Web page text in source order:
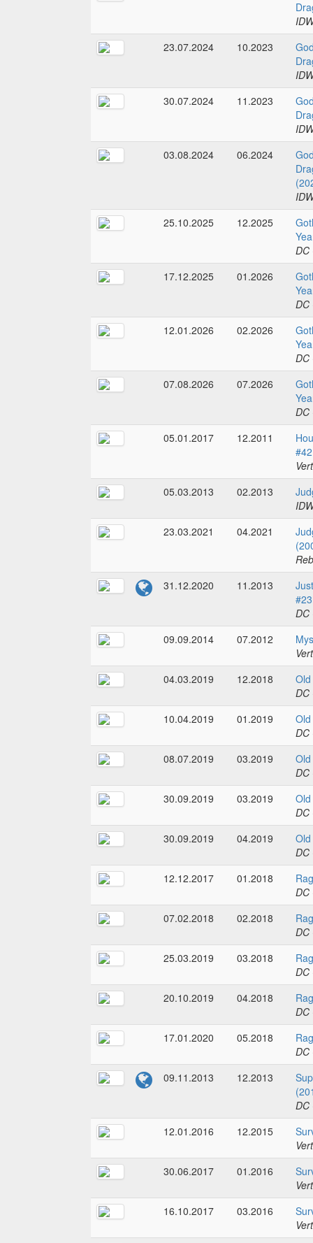
23.07.2024
10.2023
30.07.2024
11.2023
03.08.2024
06.2024
25.10.2025
12.2025
DC
17.12.2025
01.2026
DC
12.01.2026
02.2026
DC
07.08.2026
07.2026
DC
05.01.2017
12.2011
#42
05.03.2013
02.2013
23.03.2021
04.2021
31.12.2020
11.2013
DC
09.09.2014
07.2012
04.03.2019
12.2018
DC
10.04.2019
01.2019
DC
08.07.2019
03.2019
DC
30.09.2019
03.2019
DC
30.09.2019
04.2019
DC
12.12.2017
01.2018
DC
07.02.2018
02.2018
DC
25.03.2019
03.2018
DC
20.10.2019
04.2018
DC
17.01.2020
05.2018
DC
09.11.2013
12.2013
DC
12.01.2016
12.2015
30.06.2017
01.2016
16.10.2017
03.2016